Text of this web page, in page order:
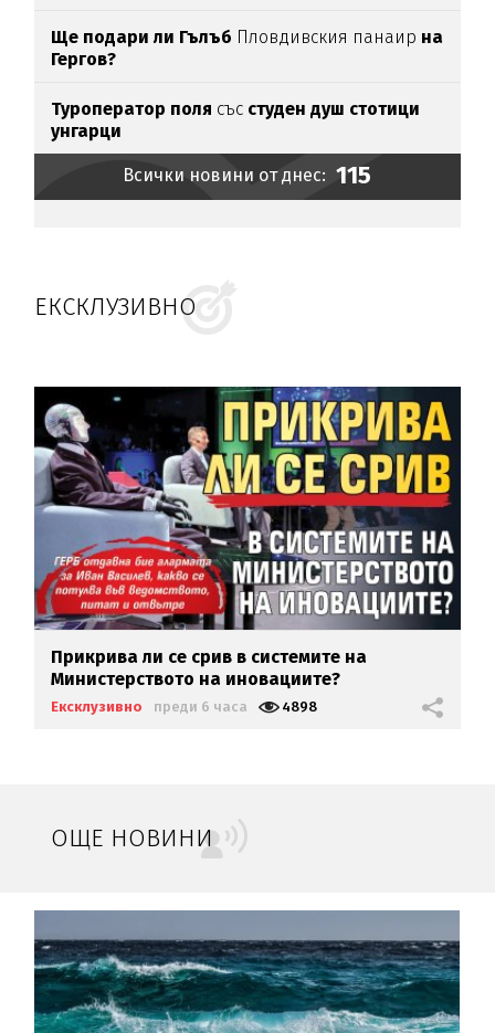
Ще подари ли Гълъб Пловдивския панаир на
Гергов?
Туроператор поля със студен душ стотици
унгарци
Всички новини от днес: 115
ЕКСКЛУЗИВНО
Прикрива ли се срив в системите на
Министерството на иновациите?
Ексклузивно преди 6 часа 4898
ОЩЕ НОВИНИ